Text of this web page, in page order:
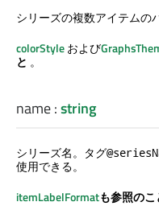
シリーズの複数アイテムの
colorStyleおよび
と 。
name:string
シリーズ名。タグ
使用できる。
itemLabelFormatも参照のこ